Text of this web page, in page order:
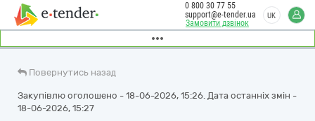
Замовити дзвінок
0 800 30 77 55
support@e-tender.ua
UK
Повернутись назад
Закупівлю оголошено - 18-06-2026, 15:26. Дата останніх змін -
18-06-2026, 15:27